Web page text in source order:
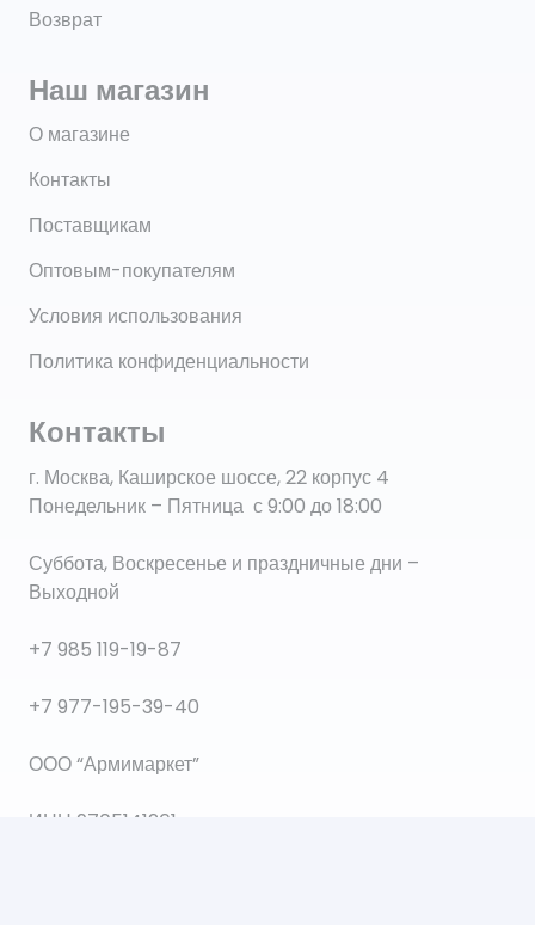
Возврат
Наш магазин
О магазине
Контакты
Поставщикам
Оптовым-покупателям
Условия использования
Политика конфиденциальности
Контакты
г. Москва, Каширское шоссе, 22 корпус 4
Понедельник – Пятница с 9:00 до 18:00
Суббота, Воскресенье и праздничные дни –
Выходной
+7 985 119-19-87
+7 977-195-39-40
ООО “Армимаркет”
ИНН 9705141261